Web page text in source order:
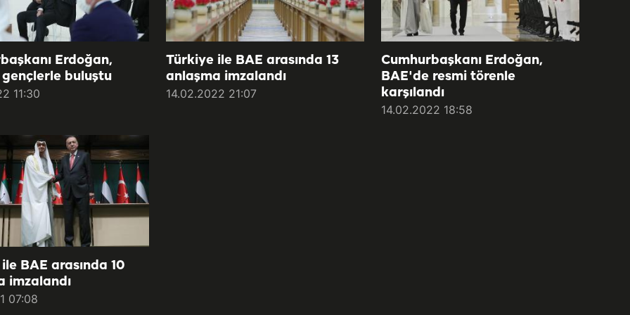
Erdoğan,
buluştu
11:30
Türkiye ile BAE arasında 13
anlaşma imzalandı
14.02.2022 21:07
Cumhurbaşkanı Erdoğan,
BAE'de resmi törenle
karşılandı
14.02.2022 18:58
BAE arasında 10
imzalandı
07:08